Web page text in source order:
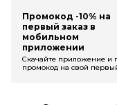
Промокод -10% на
первый заказ в
мобильном
приложении
Скачайте приложение и
промокод на свой